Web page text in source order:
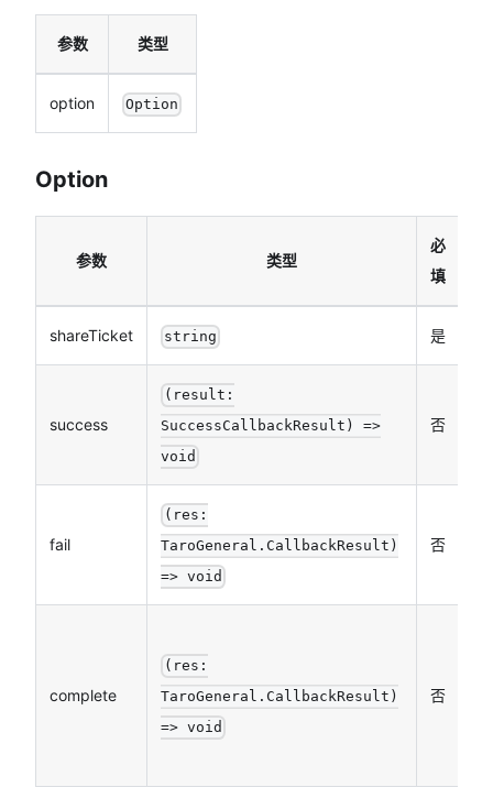
参数 类型
option Option
Option
参数 类型
必
填
shareTicket string 是
success
(result:
SuccessCallbackResult) =>
void
否
fail
(res:
TaroGeneral.CallbackResult)
=> void
否
complete
(res:
TaroGeneral.CallbackResult)
=> void
否